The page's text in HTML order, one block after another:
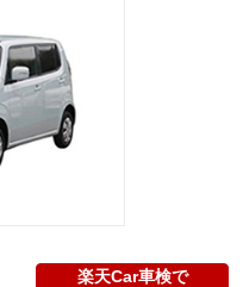
楽天Car車検で